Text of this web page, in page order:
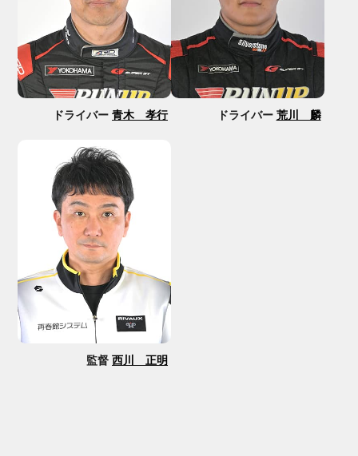
ドライバー 青木 孝行 ドライバー 荒川 麟
監督 西川 正明